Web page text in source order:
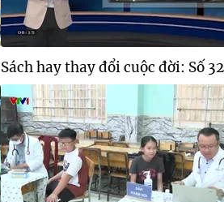
Sách hay thay đổi cuộc đời: Số 32